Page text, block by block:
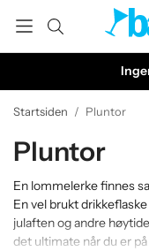
Startsiden / Pluntor
Pluntor
En lommelerke finnes
En vel brukt
julaften og andre
det ultimate når du er